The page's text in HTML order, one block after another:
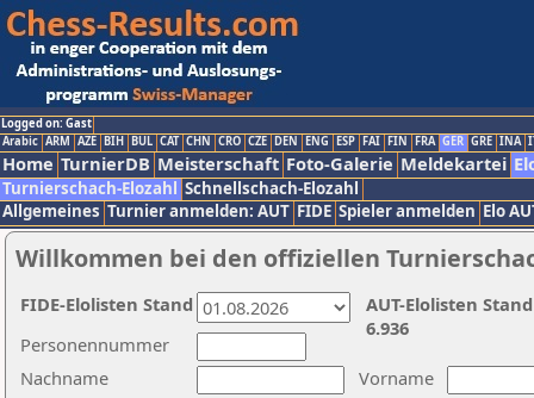
Logged on: Gast
Arabic ARM AZE BIH BUL CAT CHN CRO CZE DEN ENG ESP FAI FIN FRA GER GRE INA
Home TurnierDB Meisterschaft Foto-Galerie Meldekartei
Turnierschach-Elozahl Schnellschach-Elozahl
Allgemeines Turnier anmelden: AUT FIDE Spieler anmelden Elo
Willkommen bei den offiziellen
Nachname
Vorname
Personennummer
AUT-Elolisten
6.936
FIDE-Elolisten Stand